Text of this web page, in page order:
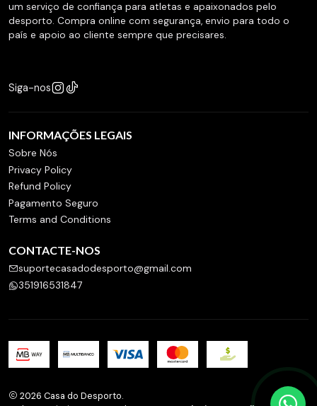
um serviço de confiança para atletas e apaixonados pelo
desporto. Compra online com segurança, envio para todo o
país e apoio ao cliente sempre que precisares.
Siga-nos
INFORMAÇÕES LEGAIS
Sobre Nós
Privacy Policy
Refund Policy
Pagamento Seguro
Terms and Conditions
CONTACTE-NOS
suportecasadodesporto@gmail.com
351916531847
2026 Casa do Desporto.